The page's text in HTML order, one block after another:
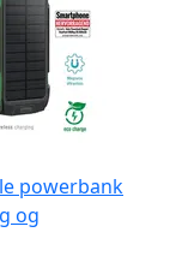
powerbank
og